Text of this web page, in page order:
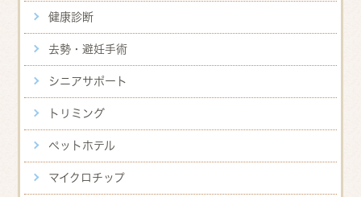
健康診断
去勢・避妊手術
シニアサポート
トリミング
ペットホテル
マイクロチップ